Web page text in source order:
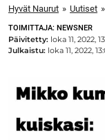
Hyvät Naurut » Uutiset »
TOIMITTAJA: NEWSNER
Päivitetty: loka 11, 2022,
Julkaistu: loka 11, 2022,